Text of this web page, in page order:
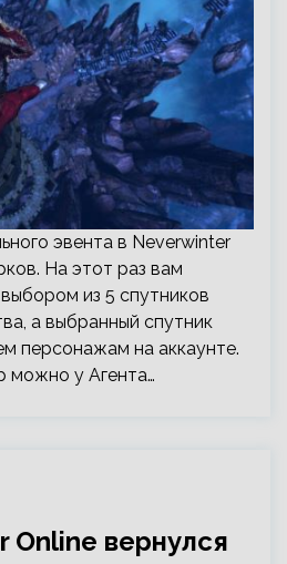
эвента в Neverwinter
На этот раз вам
из 5 спутников
а выбранный спутник
персонажам на аккаунте.
можно у Агента…
вернулся